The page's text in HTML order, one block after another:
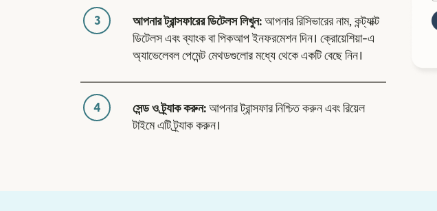
3 আপনার ট্রান্সফারের ডিটেলস লিখুন: আপনার রিসিভারের নাম, কন্ট্যাক্ট
ডিটেলস এবং ব্যাংক বা পিকআপ ইনফরমেশন দিন। ক্রোয়েশিয়া-এ
অ্যাভেলেবল পেমেন্ট মেথডগুলোর মধ্যে থেকে একটি বেছে নিন।
4 সেন্ড ও ট্র্যাক করুন: আপনার ট্রান্সফার নিশ্চিত করুন এবং রিয়েল
টাইমে এটি ট্র্যাক করুন।